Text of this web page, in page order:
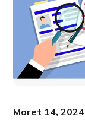
Maret 14,